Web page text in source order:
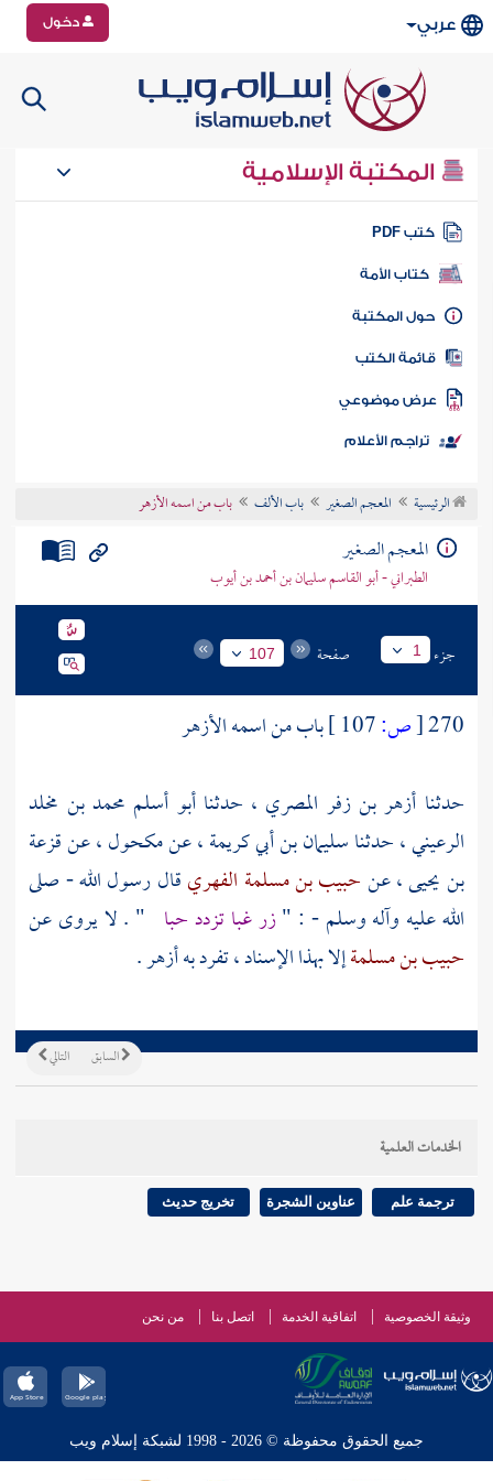
عربي دخول
المكتبة الإسلامية
كتب PDF
كتاب الأمة
المكتبة
الكتب
موضوعي
تراجم الأعلام
الرئيسية المعجم الصغير باب الألف باب من اسمه الأزهر
المعجم الصغير
الطبراني - أبو القاسم سليمان بن أحمد بن أيوب
جزء 1 صفحة 107
270
[ص: باب من اسمهالأزهر
حدثنا أزهر بن زفر المصري ، حدثناأبو أسلم محمد بن مخلد
الرعيني، حدثناسليمان بن أبي كريمة، عنمكحول، عنقزعة
بن يحيى، عنحبيب بن مسلمة الفهريقال رسول الله - صلى
الله عليه وآله وسلم - : "زر غبا تزدد حبا " . لا يروى عن
حبيب بن مسلمةإلا بهذا الإسناد ، تفرد بهأزهر.
التالي السابق
الخدمات العلمية
ترجمة علم عناوين الشجرة تخريج حديث
وثيقة الخصوصية اتفاقية الخدمة اتصل بنا من نحن
جميع الحقوق محفوظة © 2026 - 1998 لشبكة إسلام ويب